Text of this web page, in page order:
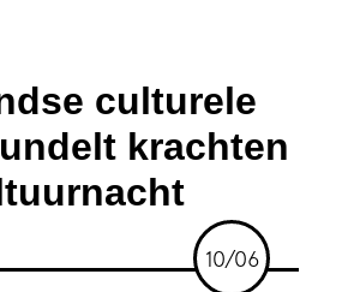
culturele
krachten
10/06